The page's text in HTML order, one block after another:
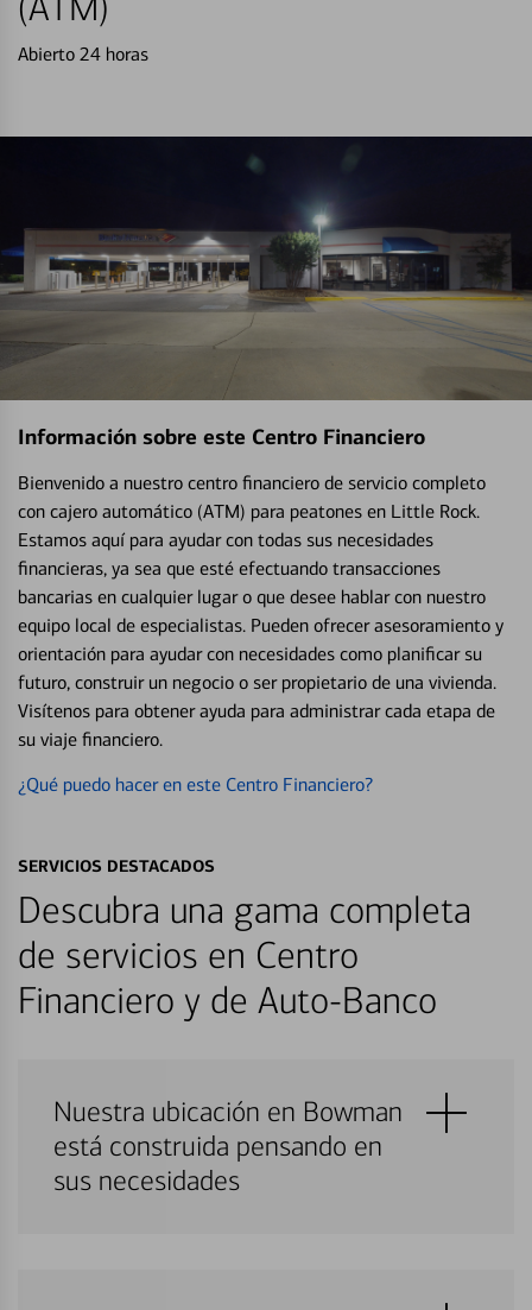
Abierto 24 horas
Información sobre este Centro Financiero
Bienvenido a nuestro centro financiero de servicio completo
con cajero automático (ATM) para peatones en Little Rock.
Estamos aquí para ayudar con todas sus necesidades
financieras, ya sea que esté efectuando transacciones
bancarias en cualquier lugar o que desee hablar con nuestro
equipo local de especialistas. Pueden ofrecer asesoramiento y
orientación para ayudar con necesidades como planificar su
futuro, construir un negocio o ser propietario de una vivienda.
Visítenos para obtener ayuda para administrar cada etapa de
su viaje financiero.
¿Qué puedo hacer en este Centro Financiero?
SERVICIOS DESTACADOS
Descubra una gama completa
de servicios en Centro
Financiero y de Auto-Banco
Nuestra ubicación en Bowman
está construida pensando en
sus necesidades